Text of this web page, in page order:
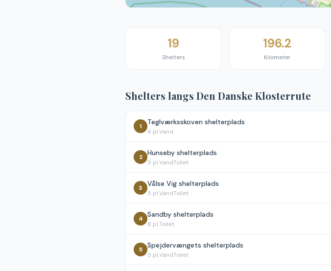
19
Shelters
196.2
Kilometer
Shelters langs Den Danske Klosterrute
1 Teglværksskoven shelterplads
6 pl.Vand
2 Hunseby shelterplads
5 pl.VandToilet
3 Vålse Vig shelterplads
5 pl.VandToilet
4 Sandby shelterplads
8 pl.Toilet
5 Spejdervængets shelterplads
5 pl.VandToilet